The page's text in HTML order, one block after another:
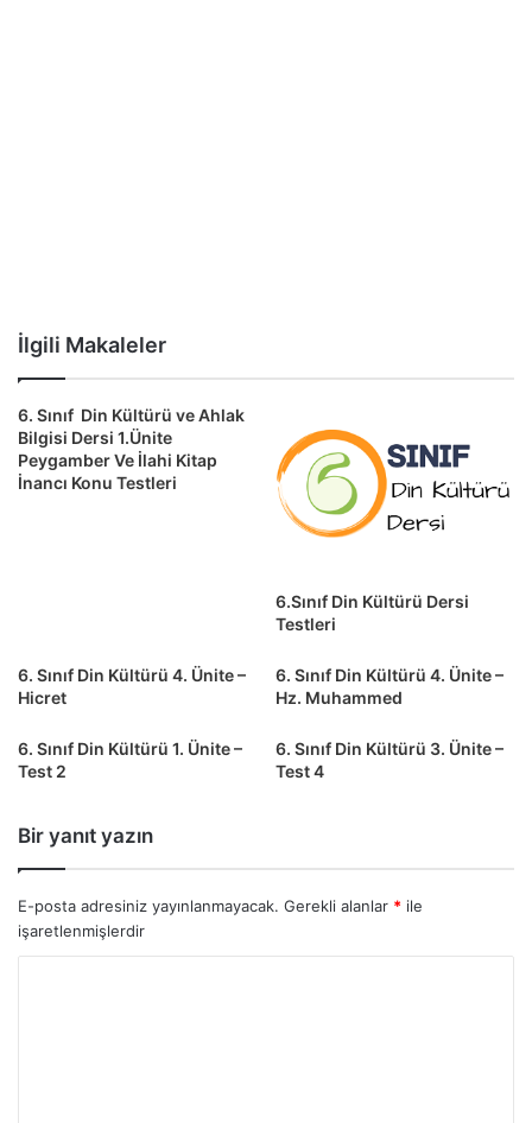
İlgili Makaleler
6. Sınıf Din Kültürü ve Ahlak
Bilgisi Dersi 1.Ünite
Peygamber Ve İlahi Kitap
İnancı Konu Testleri
6.Sınıf Din Kültürü Dersi
Testleri
6. Sınıf Din Kültürü 4. Ünite –
Hicret
6. Sınıf Din Kültürü 4. Ünite –
Hz. Muhammed
6. Sınıf Din Kültürü 1. Ünite –
Test 2
6. Sınıf Din Kültürü 3. Ünite –
Test 4
Bir yanıt yazın
E-posta adresiniz yayınlanmayacak. Gerekli alanlar * ile
işaretlenmişlerdir